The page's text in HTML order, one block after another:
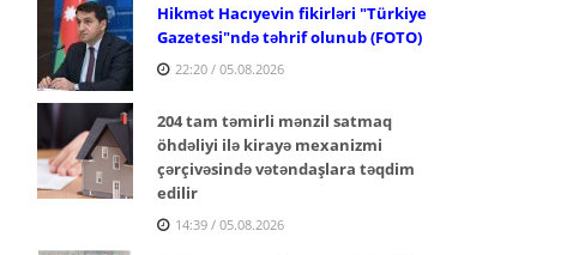
Hikmət Hacıyevin fikirləri "Türkiye
Gazetesi"ndə təhrif olunub (FOTO)
22:20 / 05.08.2026
204 tam təmirli mənzil satmaq
öhdəliyi ilə kirayə mexanizmi
çərçivəsində vətəndaşlara təqdim
edilir
14:39 / 05.08.2026